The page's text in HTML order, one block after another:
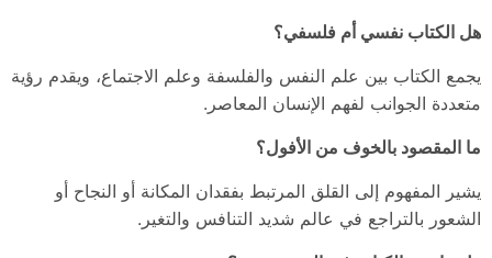
هل الكتاب نفسي أم فلسفي؟
يجمع الكتاب بين علم النفس والفلسفة وعلم الاجتماع، ويقدم رؤية
متعددة الجوانب لفهم الإنسان المعاصر.
ما المقصود بالخوف من الأفول؟
يشير المفهوم إلى القلق المرتبط بفقدان المكانة أو النجاح أو
الشعور بالتراجع في عالم شديد التنافس والتغير.